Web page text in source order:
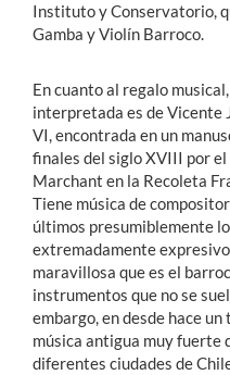
Instituto y Conservatorio,
Gamba y Violín Barroco.
En cuanto al regalo
interpretada es de Vicente
VI, encontrada en un
finales del siglo XVIII por
Marchant en la Recoleta
Tiene música de
últimos presumiblemente
extremadamente
maravillosa que es el
instrumentos que no se
embargo, en desde hace
música antigua muy fuerte
diferentes ciudades de